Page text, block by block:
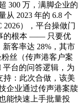
300 万，满脚企业的
从 2023 年的 6.8 个
2026），平台操做门
的根本 —— 只要优
客率达 28%，其市
丝（传声港客户案
台的问答逻辑，为
持：此次合做，该美
企业通过传声港案牍
能快速上手批量投